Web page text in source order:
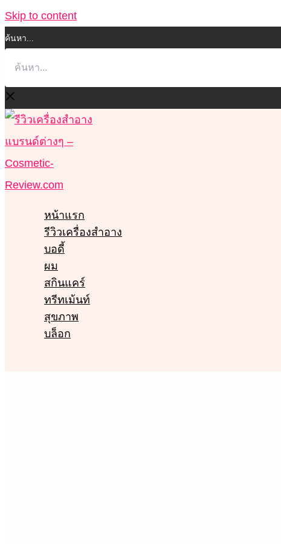
Skip to content
ค้นหา...
หน้าแรก
รีวิวเครื่องสำอาง
บอดี้
ผม
สกินแคร์
ทรีทเม้นท์
สุขภาพ
บล็อก